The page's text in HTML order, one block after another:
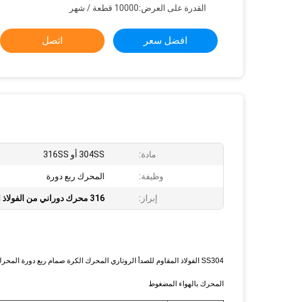
القدرة على العرض:10000 قطعة / شهر
افضل سعر اتصل
مادة: 304SS أو 316SS
وظيفة: المحرك ربع دورة
إبراز: 316 محرك دوراني من الفولاذ المقاوم للصدأ
SS304 الفولاذ المقاوم للصدأ الروتاري المحرك الكرة صمام ربع دورة المحرك
المحرك بالهواء المضغوط